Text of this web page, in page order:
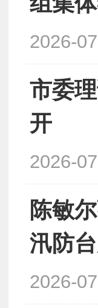
2026-
市委
开
2026-
陈敏
汛防
2026-